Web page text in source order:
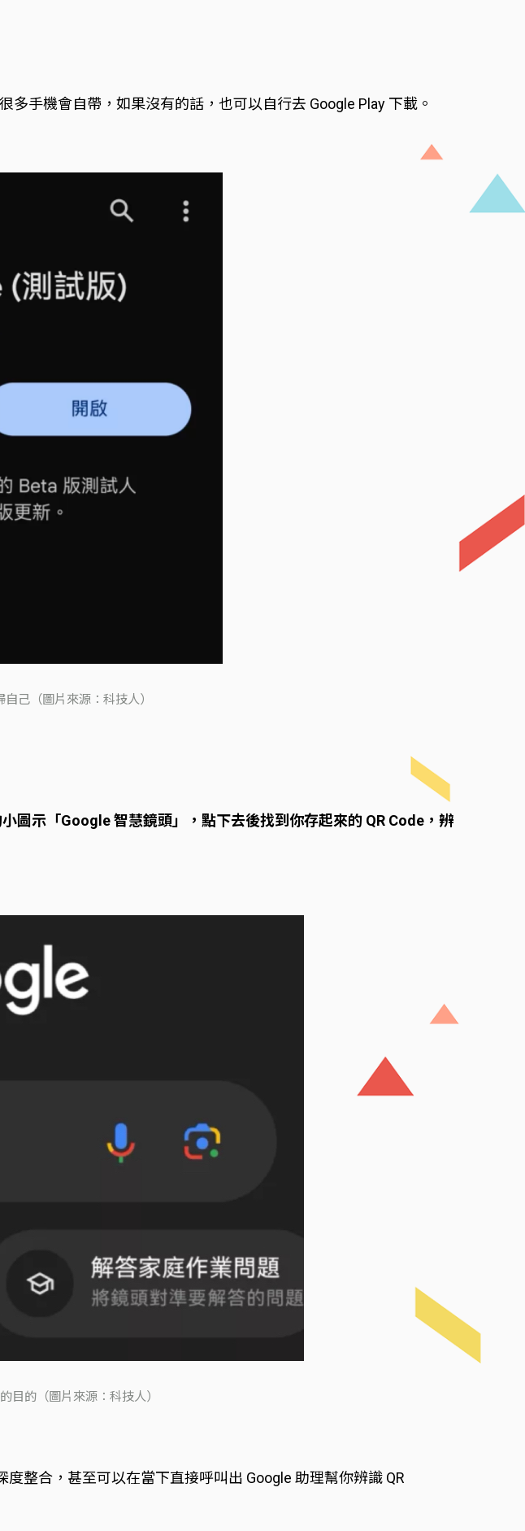
手機會自帶，如果沒有的話，也可以自行去 Google Play 下載。
己（圖片來源：科技人）
圖示「Google 智慧鏡頭」，點下去後找到你存起來的 QR Code，辨
目的（圖片來源：科技人）
整合，甚至可以在當下直接呼叫出 Google 助理幫你辨識 QR